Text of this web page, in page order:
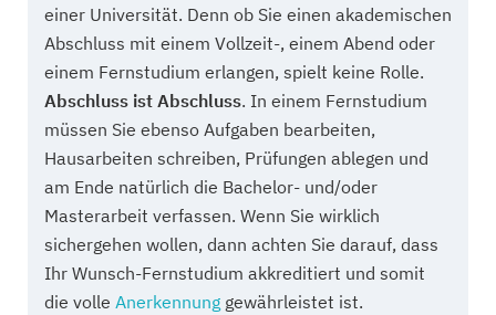
einer Universität. Denn ob Sie einen akademischen
Abschluss mit einem Vollzeit-, einem Abend oder
einem Fernstudium erlangen, spielt keine Rolle.
Abschluss ist Abschluss. In einem Fernstudium
müssen Sie ebenso Aufgaben bearbeiten,
Hausarbeiten schreiben, Prüfungen ablegen und
am Ende natürlich die Bachelor- und/oder
Masterarbeit verfassen. Wenn Sie wirklich
sichergehen wollen, dann achten Sie darauf, dass
Ihr Wunsch-Fernstudium akkreditiert und somit
die volle Anerkennung gewährleistet ist.